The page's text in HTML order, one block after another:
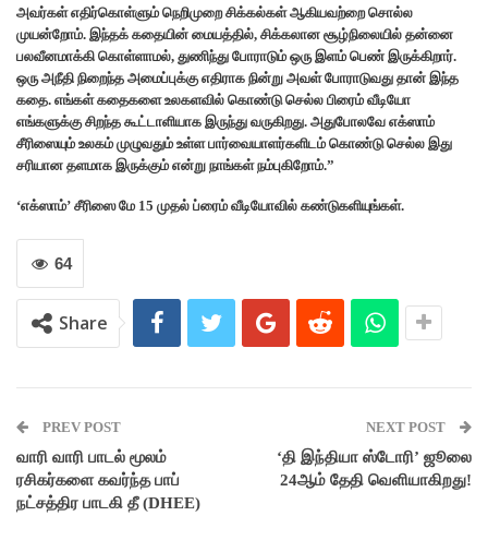
அவர்கள் எதிர்கொள்ளும் நெறிமுறை சிக்கல்கள் ஆகியவற்றை சொல்ல
முயன்றோம். இந்தக் கதையின் மையத்தில், சிக்கலான சூழ்நிலையில் தன்னை
பலவீனமாக்கி கொள்ளாமல், துணிந்து போராடும் ஒரு இளம் பெண் இருக்கிறார்.
ஒரு அநீதி நிறைந்த அமைப்புக்கு எதிராக நின்று அவள் போராடுவது தான் இந்த
கதை. எங்கள் கதைகளை உலகளவில் கொண்டு செல்ல பிரைம் வீடியோ
எங்களுக்கு சிறந்த கூட்டாளியாக இருந்து வருகிறது. அதுபோலவே எக்ஸாம்
சீரிஸையும் உலகம் முழுவதும் உள்ள பார்வையாளர்களிடம் கொண்டு செல்ல இது
சரியான தளமாக இருக்கும் என்று நாங்கள் நம்புகிறோம்.”
‘எக்ஸாம்’ சீரிஸை மே 15 முதல் ப்ரைம் வீடியோவில் கண்டுகளியுங்கள்.
64
Share
PREV POST
வாரி வாரி பாடல் மூலம்
ரசிகர்களை கவர்ந்த பாப்
நட்சத்திர பாடகி தீ (DHEE)
NEXT POST
‘தி இந்தியா ஸ்டோரி’ ஜூலை
24ஆம் தேதி வெளியாகிறது!